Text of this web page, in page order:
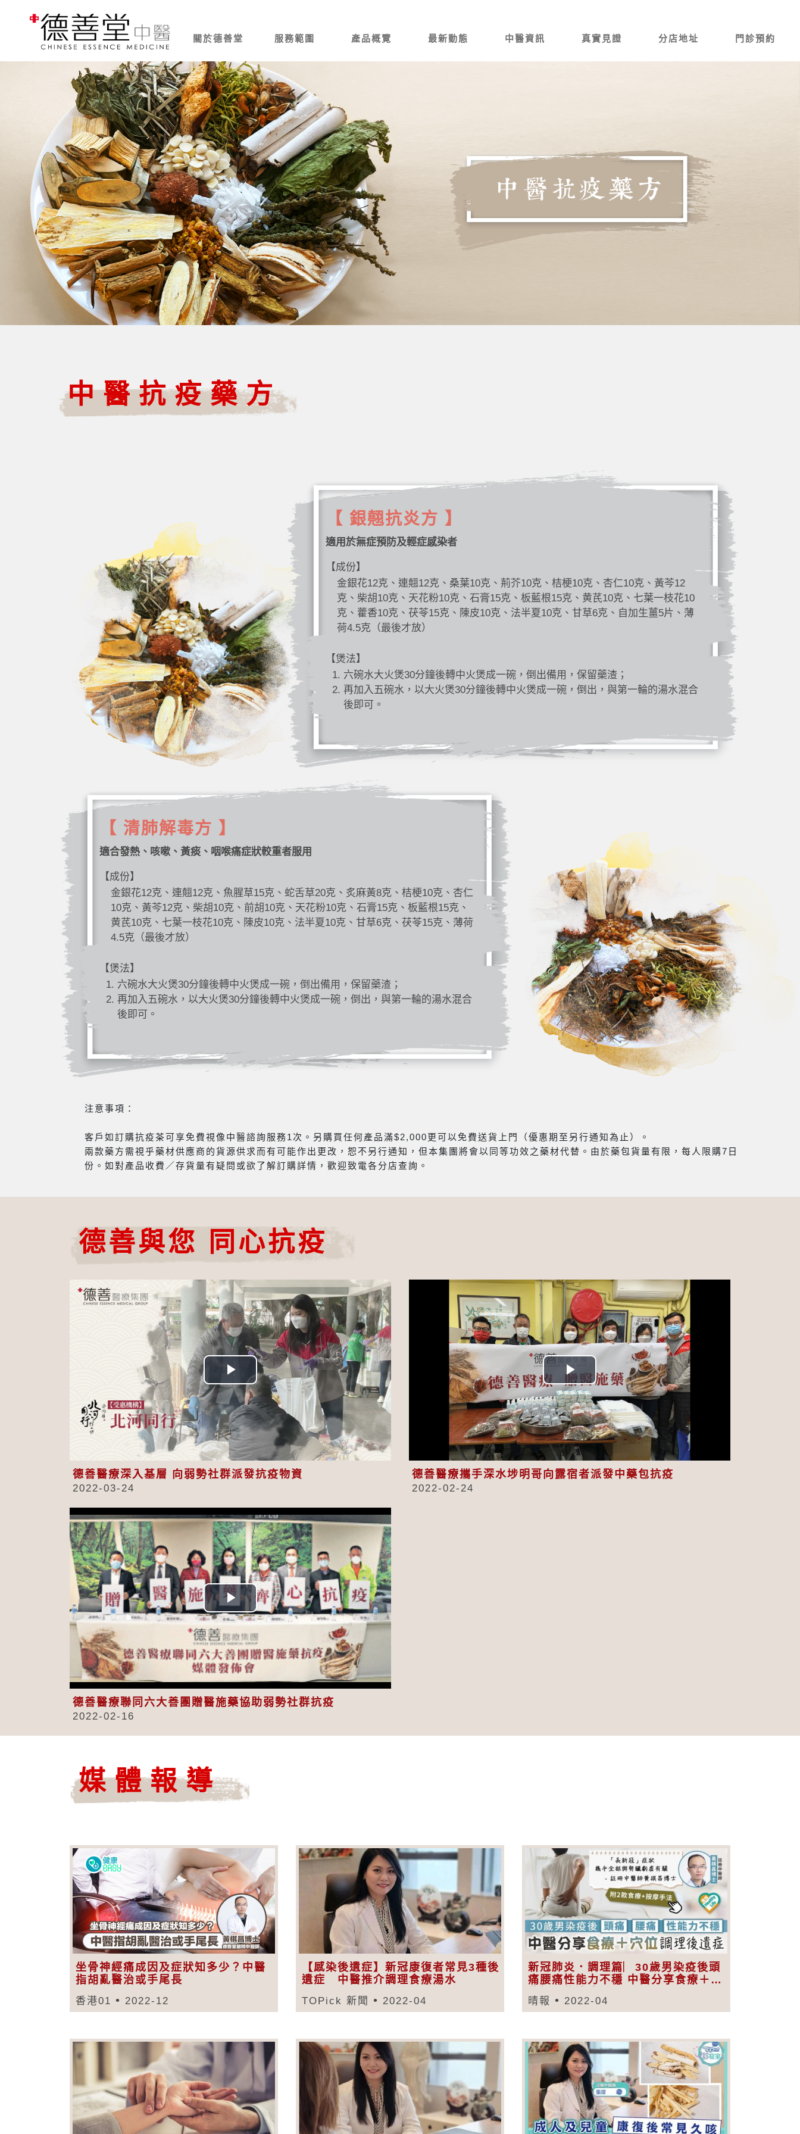
關於德善堂 服務範圍 產品概覽 最新動態 中醫資訊 真實見證 分店地址 門診預約
中醫抗疫藥方
【 銀翹抗炎方 】
適用於無症預防及輕症感染者
【成份】
金銀花12克、連翹12克、桑葉10克、荊芥10克、桔梗10克、杏仁10克、黃芩12
克、柴胡10克、天花粉10克、石膏15克、板藍根15克、黄芪10克、七葉一枝花10
克、藿香10克、茯苓15克、陳皮10克、法半夏10克、甘草6克、自加生薑5片、薄
荷4.5克（最後才放）
【煲法】
六碗水大火煲30分鐘後轉中火煲成一碗，倒出備用，保留藥渣；
再加入五碗水，以大火煲30分鐘後轉中火煲成一碗，倒出，與第一輪的湯水混合
後即可。
【 清肺解毒方 】
適合發熱、咳嗽、黃痰、咽喉痛症狀較重者服用
【成份】
金銀花12克、連翹12克、魚腥草15克、蛇舌草20克、炙麻黃8克、桔梗10克、杏仁
10克、黃芩12克、柴胡10克、前胡10克、天花粉10克、石膏15克、板藍根15克、
黄芪10克、七葉一枝花10克、陳皮10克、法半夏10克、甘草6克、茯苓15克、薄荷
4.5克（最後才放）
【煲法】
六碗水大火煲30分鐘後轉中火煲成一碗，倒出備用，保留藥渣；
再加入五碗水，以大火煲30分鐘後轉中火煲成一碗，倒出，與第一輪的湯水混合
後即可。
注意事項：
客戶如訂購抗疫茶可享免費視像中醫諮詢服務1次。另購買任何產品滿$2,000更可以免費送貨上門（優惠期至另行通知為止）。
兩款藥方需視乎藥材供應商的貨源供求而有可能作出更改，恕不另行通知，但本集團將會以同等功效之藥材代替。由於藥包貨量有限，每人限購7日
份。如對產品收費／存貨量有疑問或欲了解訂購詳情，歡迎致電各分店查詢。
德善與您 同心抗疫
Play
Video
德善醫療深入基層 向弱勢社群派發抗疫物資
2022-03-24
Play
Video
德善醫療攜手深水埗明哥向露宿者派發中藥包抗疫
2022-02-24
Play
Video
德善醫療聯同六大善團贈醫施藥協助弱勢社群抗疫
2022-02-16
媒體報導
坐骨神經痛成因及症狀知多少？中醫
指胡亂醫治或手尾長
香港01 2022-12
【感染後遺症】新冠康復者常見3種後
遺症 中醫推介調理食療湯水
TOPick 新聞 2022-04
新冠肺炎．調理篇︳30歲男染疫後頭
痛腰痛性能力不穩 中醫分享食療＋穴
晴報 2022-04